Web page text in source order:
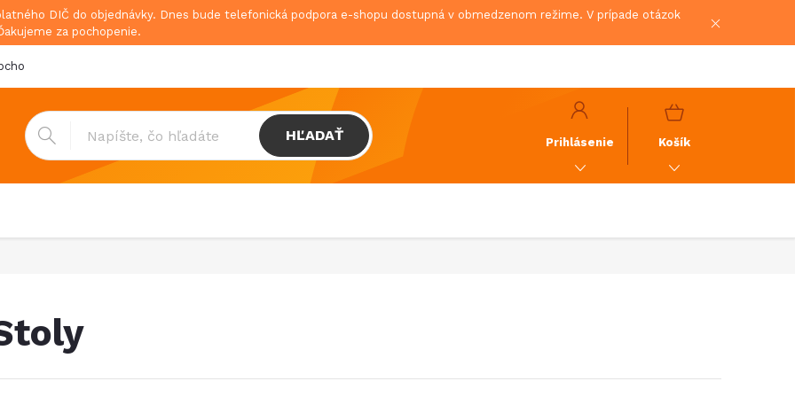
DIČ do objednávky. Dnes bude telefonická podpora e-shopu dostupná v obmedzenom režime. V prípade otázok
za pochopenie.
podmienky
HĽADAŤ Prihlásenie
NÁKUPNÝ
Košík